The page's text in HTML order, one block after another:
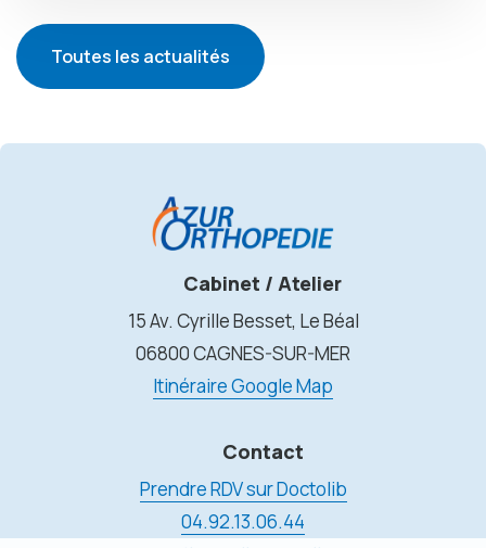
Toutes les actualités
Cabinet / Atelier
15 Av. Cyrille Besset, Le Béal
06800 CAGNES-SUR-MER
Itinéraire Google Map
Contact
Prendre RDV sur Doctolib
04.92.13.06.44